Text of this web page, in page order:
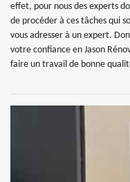
effet, pour nous des experts
de procéder à ces tâches qui
vous adresser à un expert.
votre confiance en Jason
faire un travail de bonne